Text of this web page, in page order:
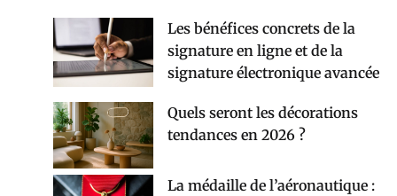
Les bénéfices concrets de la
signature en ligne et de la
signature électronique avancée
Quels seront les décorations
tendances en 2026 ?
La médaille de l’aéronautique :